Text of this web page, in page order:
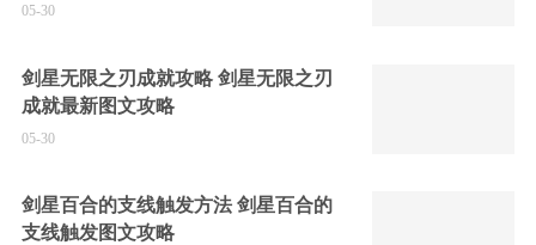
05-30
剑星无限之刃成就攻略 剑星无限之刃
成就最新图文攻略
05-30
剑星百合的支线触发方法 剑星百合的
支线触发图文攻略